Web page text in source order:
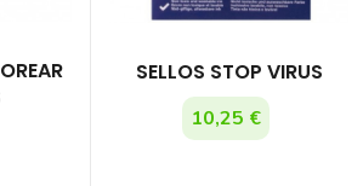
SELLOS STOP VIRUS
10,25 €